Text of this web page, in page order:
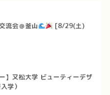
流会＠釜山
[8/29(土)
】又松大学 ビューティーデザ
学）